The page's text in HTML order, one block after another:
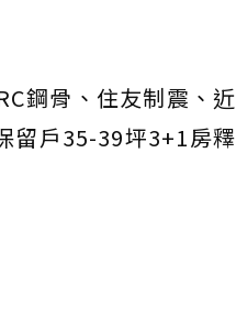
鋼骨、住友制震、近
留戶35-39坪3+1房釋